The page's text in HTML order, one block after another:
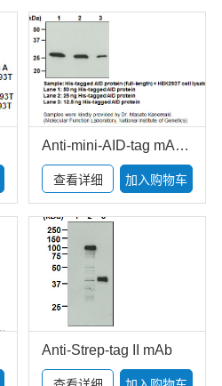
Anti-mini-AID-tag mAb-HRP-DirecT
查看详细 加入购物车
Anti-Strep-tag II mAb